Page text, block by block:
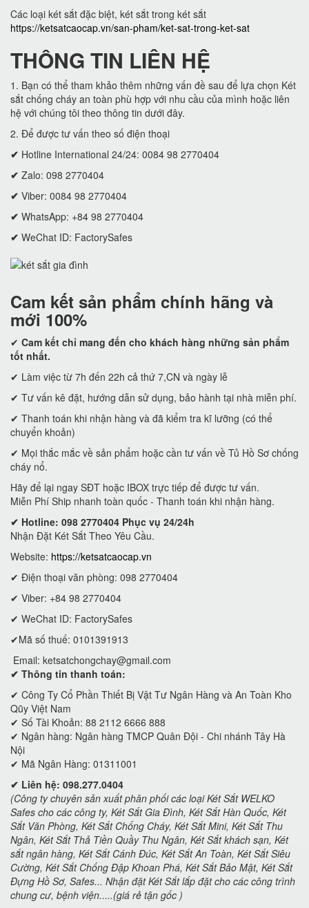
Các loại két sắt đặc biệt, két sắt trong két sắt
https://ketsatcaocap.vn/san-pham/ket-sat-trong-ket-sat
THÔNG TIN LIÊN HỆ
1. Bạn có thể tham khảo thêm những vấn đề sau để lựa chọn Két
sắt chống cháy an toàn phù hợp với nhu cầu của mình hoặc liên
hệ với chúng tôi theo thông tin dưới đây.
2. Để được tư vấn theo số điện thoại
✔ Hotline International 24/24: 0084 98 2770404
✔ Zalo: 098 2770404
✔ Viber: 0084 98 2770404
✔ WhatsApp: +84 98 2770404
✔ WeChat ID: FactorySafes
Cam kết sản phẩm chính hãng và
mới 100%
✔ Cam kết chỉ mang đến cho khách hàng những sản phẩm
tốt nhất.
✔ Làm việc từ 7h đến 22h cả thứ 7,CN và ngày lễ
✔ Tư vấn kê đặt, hướng dẫn sử dụng, bảo hành tại nhà miễn phí.
✔ Thanh toán khi nhận hàng và đã kiểm tra kĩ lưỡng (có thể
chuyển khoản)
✔ Mọi thắc mắc về sản phẩm hoặc cần tư vấn về Tủ Hồ Sơ chống
cháy nổ.
Hãy để lại ngay SĐT hoặc IBOX trực tiếp để được tư vấn.
Miễn Phí Ship nhanh toàn quốc - Thanh toán khi nhận hàng.
✔ Hotline: 098 2770404 Phục vụ 24/24h
Nhận Đặt Két Sắt Theo Yêu Cầu.
Website: https://ketsatcaocap.vn
✔ Điện thoại văn phòng: 098 2770404
✔ Viber: +84 98 2770404
✔ WeChat ID: FactorySafes
✔Mã số thuế: 0101391913
Email: ketsatchongchay@gmail.com
✔ Thông tin thanh toán:
✔ Công Ty Cổ Phần Thiết Bị Vật Tư Ngân Hàng và An Toàn Kho
Qũy Việt Nam
✔ Số Tài Khoản: 88 2112 6666 888
✔ Ngân hàng: Ngân hàng TMCP Quân Đội - Chi nhánh Tây Hà
Nội
✔ Mã Ngân Hàng: 01311001
✔ Liên hệ: 098.277.0404
(Công ty chuyên sản xuất phân phối các loại Két Sắt WELKO
Safes cho các công ty, Két Sắt Gia Đình, Két Sắt Hàn Quốc, Két
Sắt Văn Phòng, Két Sắt Chống Cháy, Két Sắt Mini, Két Sắt Thu
Ngân, Két Sắt Thả Tiền Quầy Thu Ngân, Két Sắt khách sạn, Két
sắt ngân hàng, Két Sắt Cánh Đúc, Két Sắt An Toàn, Két Sắt Siêu
Cường, Két Sắt Chống Đập Khoan Phá, Két Sắt Bảo Mật, Két Sắt
Đựng Hồ Sơ, Safes... Nhận đặt Két Sắt lắp đặt cho các công trình
chung cư, bệnh viện.....(giá rẻ tận gốc )